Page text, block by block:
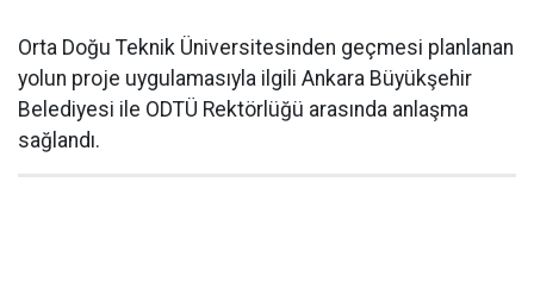
Orta Doğu Teknik Üniversitesinden geçmesi planlanan
yolun proje uygulamasıyla ilgili Ankara Büyükşehir
Belediyesi ile ODTÜ Rektörlüğü arasında anlaşma
sağlandı.